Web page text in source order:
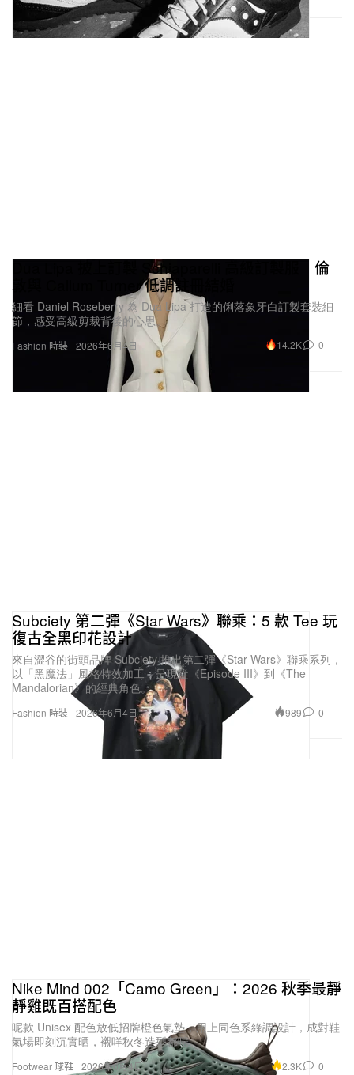
Fashion 時裝
Dua Lipa 披上訂製 Schiaparelli 高級訂製服 倫
敦與 Callum Turner 低調註冊結婚
細看 Daniel Roseberry 為 Dua Lipa 打造的俐落象牙白訂製套裝細
節，感受高級剪裁背後的心思。
2026年6月4日 14.2K 0
Fashion 時裝
Subciety 第二彈《Star Wars》聯乘：5 款 Tee 玩
復古全黑印花設計
來自澀谷的街頭品牌 Subciety 推出第二彈《Star Wars》聯乘系列，
以「黑魔法」風格特效加工，呈現從《Episode III》到《The
Mandalorian》的經典角色。
2026年6月4日 989 0
Footwear 球鞋
Nike Mind 002「Camo Green」：2026 秋季最靜
靜雞既百搭配色
呢款 Unisex 配色放低招牌橙色氣墊，用上同色系綠調設計，成對鞋
氣場即刻沉實晒，襯咩秋冬造型都啱。
2026年6月4日 2.3K 0